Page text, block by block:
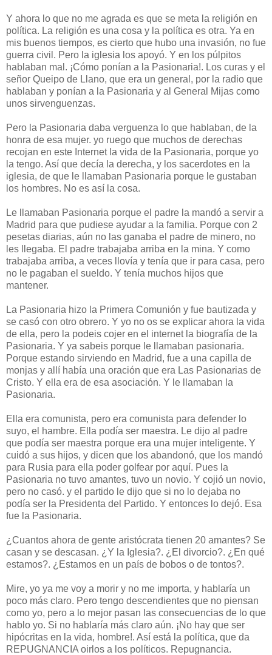
Y ahora lo que no me agrada es que se meta la religión en
política. La religión es una cosa y la política es otra. Ya en
mis buenos tiempos, es cierto que hubo una invasión, no fue
guerra civil. Pero la iglesia los apoyó. Y en los púlpitos
hablaban mal. ¡Cómo ponían a la Pasionaria!. Los curas y el
señor Queipo de Llano, que era un general, por la radio que
hablaban y ponían a la Pasionaria y al General Mijas como
unos sirvenguenzas.
Pero la Pasionaria daba verguenza lo que hablaban, de la
honra de esa mujer. yo ruego que muchos de derechas
recojan en este Internet la vida de la Pasionaria, porque yo
la tengo. Así que decía la derecha, y los sacerdotes en la
iglesia, de que le llamaban Pasionaria porque le gustaban
los hombres. No es así la cosa.
Le llamaban Pasionaria porque el padre la mandó a servir a
Madrid para que pudiese ayudar a la familia. Porque con 2
pesetas diarias, aún no las ganaba el padre de minero, no
les llegaba. El padre trabajaba arriba en la mina. Y como
trabajaba arriba, a veces llovía y tenía que ir para casa, pero
no le pagaban el sueldo. Y tenía muchos hijos que
mantener.
La Pasionaria hizo la Primera Comunión y fue bautizada y
se casó con otro obrero. Y yo no os se explicar ahora la vida
de ella, pero la podeis cojer en el internet la biografía de la
Pasionaria. Y ya sabeis porque le llamaban pasionaria.
Porque estando sirviendo en Madrid, fue a una capilla de
monjas y allí había una oración que era Las Pasionarias de
Cristo. Y ella era de esa asociación. Y le llamaban la
Pasionaria.
Ella era comunista, pero era comunista para defender lo
suyo, el hambre. Ella podía ser maestra. Le dijo al padre
que podía ser maestra porque era una mujer inteligente. Y
cuidó a sus hijos, y dicen que los abandonó, que los mandó
para Rusia para ella poder golfear por aquí. Pues la
Pasionaria no tuvo amantes, tuvo un novio. Y cojió un novio,
pero no casó. y el partido le dijo que si no lo dejaba no
podía ser la Presidenta del Partido. Y entonces lo dejó. Esa
fue la Pasionaria.
¿Cuantos ahora de gente aristócrata tienen 20 amantes? Se
casan y se descasan. ¿Y la Iglesia?. ¿El divorcio?. ¿En qué
estamos?. ¿Estamos en un país de bobos o de tontos?.
Mire, yo ya me voy a morir y no me importa, y hablaría un
poco más claro. Pero tengo descendientes que no piensan
como yo, pero a lo mejor pasan las consecuencias de lo que
hablo yo. Si no hablaría más claro aún. ¡No hay que ser
hipócritas en la vida, hombre!. Así está la política, que da
REPUGNANCIA oirlos a los políticos. Repugnancia.